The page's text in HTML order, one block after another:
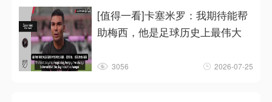
[值得一看]卡塞米罗：我期待能帮
助梅西，他是足球历史上最伟大
3056 2026-07-25